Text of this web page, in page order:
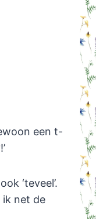
een t-
‘teveel’.
ik net de